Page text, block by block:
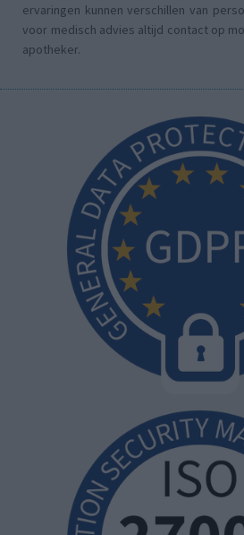
ervaringen kunnen verschillen van
voor medisch advies altijd contact op
apotheker.